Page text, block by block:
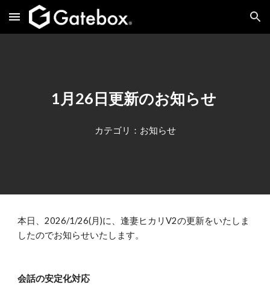
Skip to main content Skip to navigation
1月26日更新のお知らせ
カテゴリ：お知らせ
本日、2026/1/26(月)に、逢妻ヒカリV2の更新をいたしま
したのでお知らせいたします。
会話の安定化対応